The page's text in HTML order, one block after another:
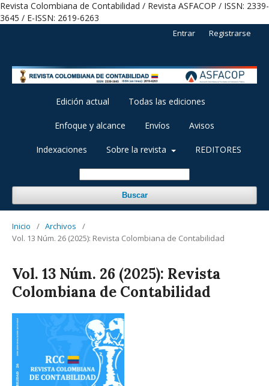
Revista Colombiana de Contabilidad / Revista ASFACOP / ISSN: 2339-
3645 / E-ISSN: 2619-6263
Edición actual Todas las ediciones
Enfoque y alcance Envíos Avisos
Indexaciones Sobre la revista REDITORES
Buscar
Entrar Registrarse
Inicio / Archivos
/
Vol. 13 Núm. 26 (2025): Revista Colombiana de Contabilidad
Vol. 13 Núm. 26 (2025): Revista
Colombiana de Contabilidad